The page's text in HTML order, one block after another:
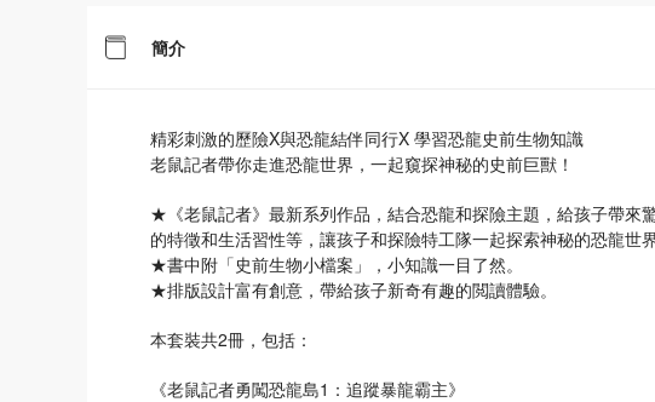
簡介
精彩刺激的歷險X與恐龍結伴同行X 學習恐龍史前生物知識
老鼠記者帶你走進恐龍世界，一起窺探神秘的史前巨獸！
★《老鼠記者》最新系列作品，結合恐龍和探險主題，給孩子帶來
的特徵和生活習性等，讓孩子和探險特工隊一起探索神秘的恐龍世界
★書中附「史前生物小檔案」，小知識一目了然。
★排版設計富有創意，帶給孩子新奇有趣的閲讀體驗。
本套裝共2冊，包括：
《老鼠記者勇闖恐龍島1：追蹤暴龍霸主》